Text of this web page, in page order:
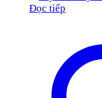
Đọc tiếp